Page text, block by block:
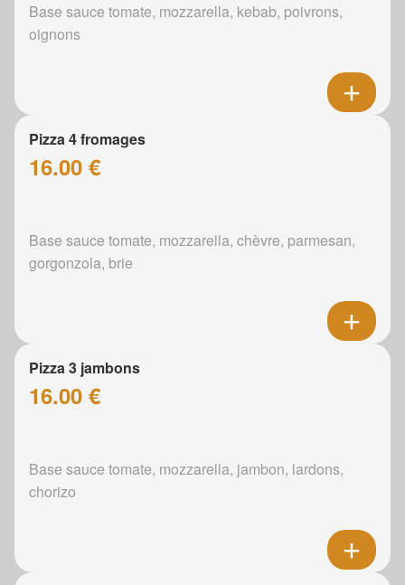
Base sauce tomate, mozzarella, kebab, poivrons,
oignons
Pizza 4 fromages
16.00 €
Base sauce tomate, mozzarella, chèvre, parmesan,
gorgonzola, brie
Pizza 3 jambons
16.00 €
Base sauce tomate, mozzarella, jambon, lardons,
chorizo